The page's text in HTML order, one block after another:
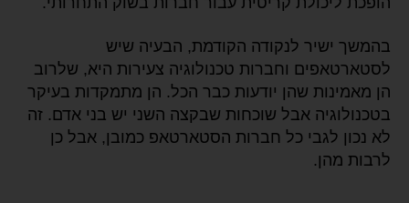
בהמשך ישיר לנקודה הקודמת, הבעיה שיש
לסטארטאפים וחברות טכנולוגיה צעירות היא, שלרוב
הן מאמינות שהן יודעות כבר הכל. הן מתמקדות בעיקר
בטכנולוגיה אבל שוכחות שבקצה השני יש בני אדם. זה
לא נכון לגבי כל חברות הסטארטאפ כמובן, אבל כן
לרבות מהן.